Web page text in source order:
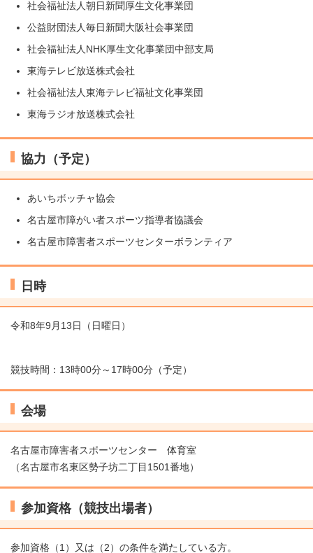
社会福祉法人朝日新聞厚生文化事業団
公益財団法人毎日新聞大阪社会事業団
社会福祉法人NHK厚生文化事業団中部支局
東海テレビ放送株式会社
社会福祉法人東海テレビ福祉文化事業団
東海ラジオ放送株式会社
協力（予定）
あいちボッチャ協会
名古屋市障がい者スポーツ指導者協議会
名古屋市障害者スポーツセンターボランティア
日時
令和8年9月13日（日曜日）
競技時間：13時00分～17時00分（予定）
会場
名古屋市障害者スポーツセンター 体育室
（名古屋市名東区勢子坊二丁目1501番地）
参加資格（競技出場者）
参加資格（1）又は（2）の条件を満たしている方。